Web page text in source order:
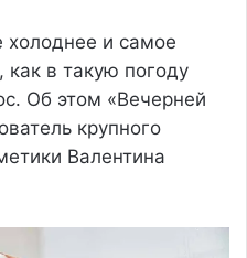
холоднее и самое
в такую погоду
Об этом «Вечерней
крупного
Валентина